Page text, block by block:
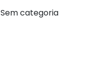
Sem categoria